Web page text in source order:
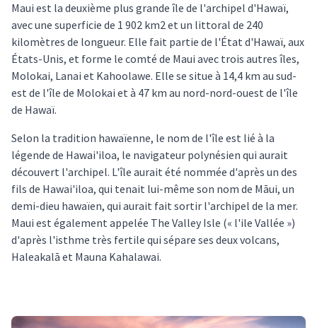
Maui est la deuxième plus grande île de l'archipel d'Hawaï,
avec une superficie de 1 902 km2 et un littoral de 240
kilomètres de longueur. Elle fait partie de l'État d'Hawaï, aux
États-Unis, et forme le comté de Maui avec trois autres îles,
Molokai, Lanai et Kahoolawe. Elle se situe à 14,4 km au sud-
est de l'île de Molokai et à 47 km au nord-nord-ouest de l'île
de Hawaï.
Selon la tradition hawaïenne, le nom de l'île est lié à la
légende de Hawai'iloa, le navigateur polynésien qui aurait
découvert l'archipel. L'île aurait été nommée d'après un des
fils de Hawai'iloa, qui tenait lui-même son nom de Māui, un
demi-dieu hawaïen, qui aurait fait sortir l'archipel de la mer.
Maui est également appelée The Valley Isle (« l'ile Vallée »)
d'après l'isthme très fertile qui sépare ses deux volcans,
Haleakalā et Mauna Kahalawai.